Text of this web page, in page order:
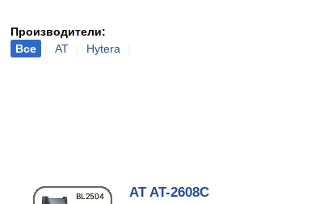
Производители:
Все
AT Hytera
AT AT-2608C